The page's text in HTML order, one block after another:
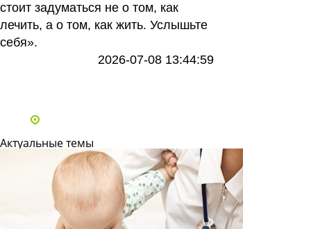
стоит задуматься не о том, как
лечить, а о том, как жить. Услышьте
себя».
2026-07-08 13:44:59
Актуальные темы